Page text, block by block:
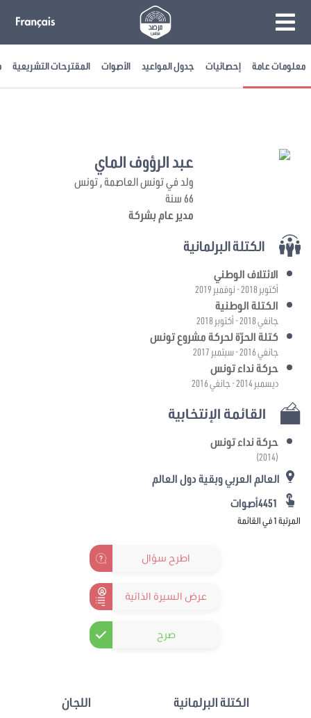
معلومات عامة إحصائيات جدول المواعيد الأصوات المقترحات التشريعية
عبد الرؤوف الماي
ولد في تونس العاصمة , تونس
66 سنة
مدير عام بشركة
الكتلة البرلمانية
الائتلاف الوطني
أكتوبر 2018 - نوفمبر 2019
الكتلة الوطنية
جانفي 2018 - أكتوبر 2018
كتلة الحرّة لحركة مشروع تونس
جانفي 2016 - سبتمبر 2017
حركة نداء تونس
ديسمبر 2014 - جانفي 2016
القائمة الإنتخابية
حركة نداء تونس
(2014)
العالم العربي وبقية دول العالم
المرتبة 1 في القائمة
اطرح سؤال
عرض السيرة الذاتية
صرح
الكتلة البرلمانية اللجان